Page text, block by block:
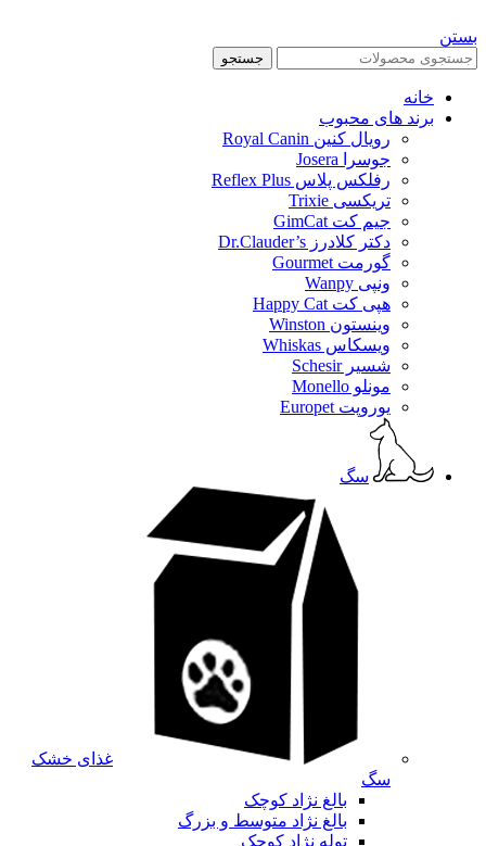
بستن
جستجو
خانه
برند های محبوب
رویال کنین Royal Canin
جوسرا Josera
رفلکس پلاس Reflex Plus
تریکسی Trixie
جیم کت GimCat
دکتر کلادرز Dr.Clauder’s
گورمت Gourmet
ونپی Wanpy
هپی کت Happy Cat
وینستون Winston
ویسکاس Whiskas
شسیر Schesir
مونلو Monello
یوروپت Europet
سگ
غذای خشک
سگ
بالغ نژاد کوچک
بالغ نژاد متوسط و بزرگ
توله نژاد کوچک